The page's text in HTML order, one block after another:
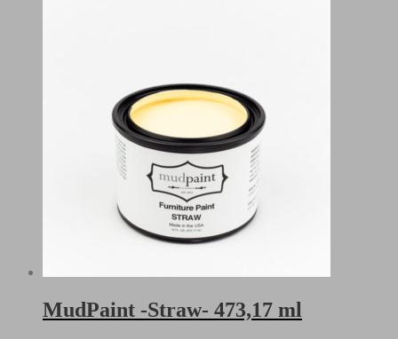
MudPaint -Straw- 473,17 ml